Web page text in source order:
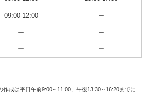
09:00-12:00 ー
ー ー
ー ー
成は平日午前9:00～11:00、午後13:30～16:20までに